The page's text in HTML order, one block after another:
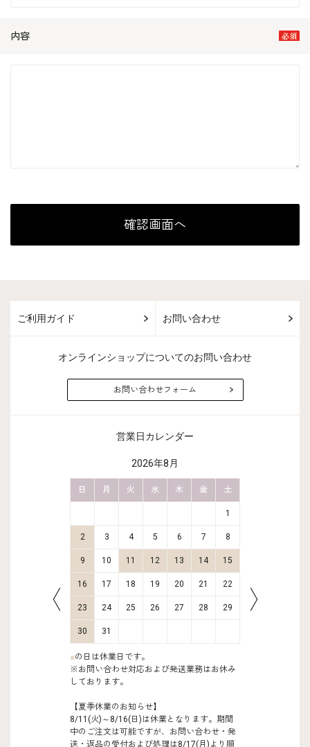
内容
ご利用ガイド お問い合わせ
オンラインショップについてのお問い合わせ
お問い合わせフォーム
営業日カレンダー
2026年8月
日 月 火 水 木 金 土
1
2 3 4 5 6 7 8
9 10 11 12 13 14 15
16 17 18 19 20 21 22
23 24 25 26 27 28 29
30 31
■の日は休業日です。
※お問い合わせ対応および発送業務はお休み
しております。
【夏季休業のお知らせ】
8/11(火)～8/16(日)は休業となります。期間
中のご注文は可能ですが、お問い合わせ・発
送・返品の受付および処理は8/17(月)より順